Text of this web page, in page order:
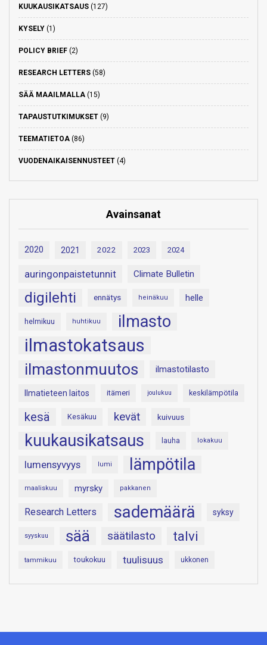
KUUKAUSIKATSAUS (127)
KYSELY (1)
POLICY BRIEF (2)
RESEARCH LETTERS (58)
SÄÄ MAAILMALLA (15)
TAPAUSTUTKIMUKSET (9)
TEEMATIETOA (86)
VUODENAIKAISENNUSTEET (4)
Avainsanat
2020 2021 2022 2023 2024
auringonpaistetunnit Climate Bulletin
digilehti ennätys heinäkuu helle
helmikuu huhtikuu ilmasto
ilmastokatsaus
ilmastonmuutos ilmastotilasto
Ilmatieteen laitos itämeri joulukuu keskilämpötila
kesä Kesäkuu kevät kuivuus
kuukausikatsaus lauha lokakuu
lumensyvyys lumi lämpötila
maaliskuu myrsky pakkanen
Research Letters sademäärä syksy
syyskuu sää säätilasto talvi
tammikuu toukokuu tuulisuus ukkonen